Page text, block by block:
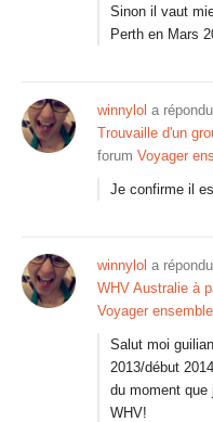
Sinon il vaut
Perth en Mars
winnylol a
Trouvaille d'un
forum Voyager
Je confirme il
winnylol a
WHV Australie à
Voyager ensemble
Salut moi
2013/début
du moment
WHV!